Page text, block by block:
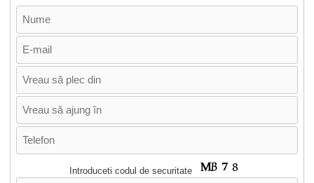
Introduceti codul de securitate